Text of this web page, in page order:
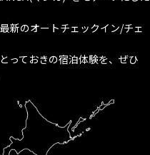
新のオートチェックイン/チェ
っておきの宿泊体験を、 ぜひ